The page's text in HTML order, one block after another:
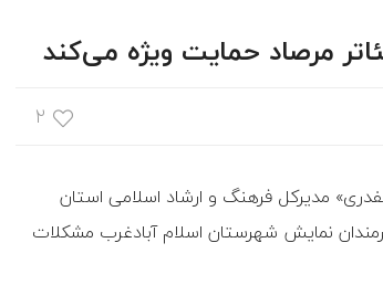
مرصاد حمایت ویژه می‌کند
۲
مدیرکل فرهنگ و ارشاد اسلامی استان
نمایش شهرستان اسلام آبادغرب مشکلات